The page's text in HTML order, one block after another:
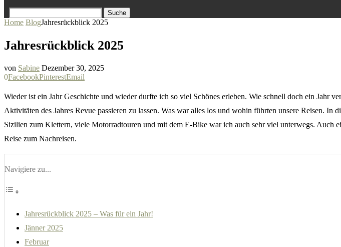
Suche
Home BlogJahresrückblick 2025
Jahresrückblick 2025
von Sabine Dezember 30, 2025
0FacebookPinterestEmail
Wieder ist ein Jahr Geschichte und wieder durfte ich so viel Schönes erleben. Wie schnell doch ein Jahr
Aktivitäten des Jahres Revue passieren zu lassen. Was war alles los und wohin führten unsere Reisen.
Sizilien zum Klettern, viele Motorradtouren und mit dem E-Bike war ich auch sehr viel unterwegs. Auch
Reise zum Nachreisen.
Navigiere zu...
Jahresrückblick 2025 – Was für ein Jahr!
Jänner 2025
Februar